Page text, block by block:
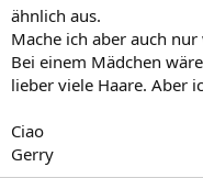
ähnlich aus.
Mache ich aber auch
Bei einem Mädchen
lieber viele Haare. Aber
Ciao
Gerry